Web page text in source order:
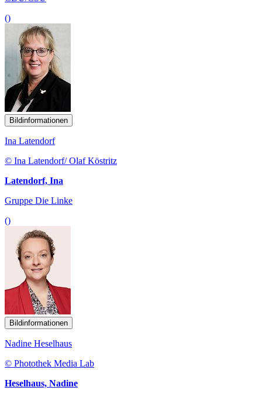
()
Bildinformationen
Ina Latendorf
© Ina Latendorf/ Olaf Köstritz
Latendorf, Ina
Gruppe Die Linke
()
Bildinformationen
Nadine Heselhaus
© Photothek Media Lab
Heselhaus, Nadine